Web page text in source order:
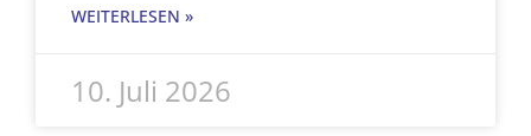
WEITERLESEN »
10. Juli 2026